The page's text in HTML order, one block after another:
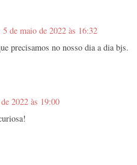
5 de maio de 2022 às 16:32
precisamos no nosso dia a dia bjs.
2022 às 19:00